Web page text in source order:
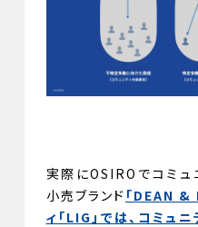
実際にOSIROでコミュ
小売ブランド 「DEAN &
ィ「LIG」では、コミュ